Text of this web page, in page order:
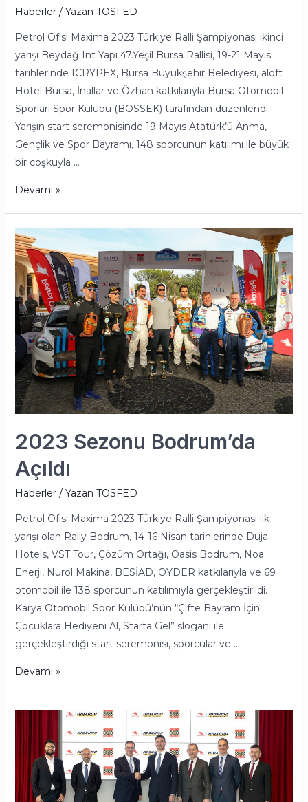
Haberler/ Yazan TOSFED
Petrol Ofisi Maxima 2023 Türkiye Ralli Şampiyonası ikinci
yarışı Beydağ Int Yapı 47.Yeşil Bursa Rallisi, 19-21 Mayıs
tarihlerinde ICRYPEX, Bursa Büyükşehir Belediyesi, aloft
Hotel Bursa, İnallar ve Özhan katkılarıyla Bursa Otomobil
Sporları Spor Kulübü (BOSSEK) tarafından düzenlendi.
Yarışın start seremonisinde 19 Mayıs Atatürk’ü Anma,
Gençlik ve Spor Bayramı, 148 sporcunun katılımı ile büyük
bir coşkuyla …
Devamı »
2023 Sezonu Bodrum’da
Açıldı
Haberler/ Yazan TOSFED
Petrol Ofisi Maxima 2023 Türkiye Ralli Şampiyonası ilk
yarışı olan Rally Bodrum, 14-16 Nisan tarihlerinde Duja
Hotels, VST Tour, Çözüm Ortağı, Oasis Bodrum, Noa
Enerji, Nurol Makina, BESİAD, OYDER katkılarıyla ve 69
otomobil ile 138 sporcunun katılımıyla gerçekleştirildi.
Karya Otomobil Spor Kulübü’nün “Çifte Bayram İçin
Çocuklara Hediyeni Al, Starta Gel” sloganı ile
gerçekleştirdiği start seremonisi, sporcular ve …
2023
Sezonu
Bodrum’da
Açıldı
Devamı »
Petrol
Maxima
Markası
ile